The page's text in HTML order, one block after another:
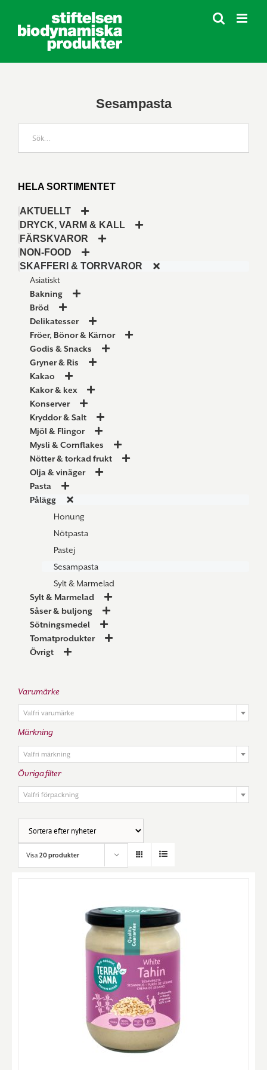
innehållet
Sesampasta
Visa 20 produkter
HELA SORTIMENTET
AKTUELLT
DRYCK, VARM & KALL
FÄRSKVAROR
NON-FOOD
SKAFFERI & TORRVAROR
Asiatiskt
Bakning
Bröd
Delikatesser
Fröer, Bönor & Kärnor
Godis & Snacks
Gryner & Ris
Kakao
Kakor & kex
Konserver
Kryddor & Salt
Mjöl & Flingor
Mysli & Cornflakes
Nötter & torkad frukt
Olja & vinäger
Pasta
Pålägg
Honung
Nötpasta
Pastej
Sesampasta
Sylt & Marmelad
Sylt & Marmelad
Såser & buljong
Sötningsmedel
Tomatprodukter
Övrigt
Varumärke
Valfri varumärke
Märkning
Valfri märkning
Övriga filter
Valfri förpackning